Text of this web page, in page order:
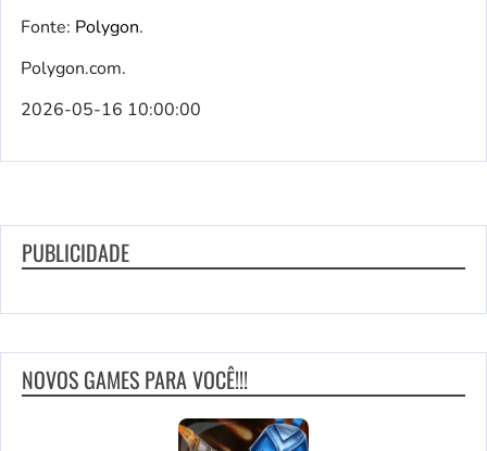
Fonte: Polygon.
Polygon.com.
2026-05-16 10:00:00
PUBLICIDADE
NOVOS GAMES PARA VOCÊ!!!